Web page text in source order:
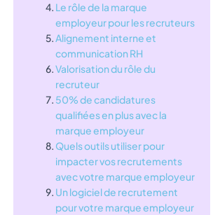
Le rôle de la marque
employeur pour les recruteurs
Alignement interne et
communication RH
Valorisation du rôle du
recruteur
50% de candidatures
qualifiées en plus avec la
marque employeur
Quels outils utiliser pour
impacter vos recrutements
avec votre marque employeur
Un logiciel de recrutement
pour votre marque employeur